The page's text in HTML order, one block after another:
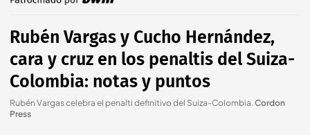
Rubén Vargas y Cucho Hernández,
cara y cruz en los penaltis del Suiza-
Colombia: notas y puntos
Rubén Vargas celebra el penalti definitivo del Suiza-Colombia.Cordon
Press